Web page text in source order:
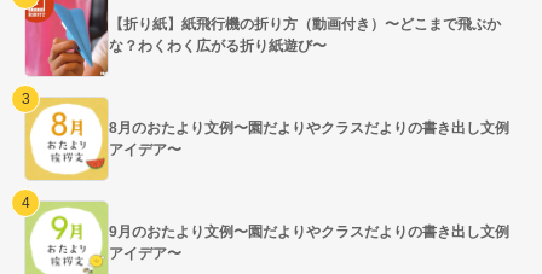
【折り紙】紙飛行機の折り方（動画付き）〜どこまで飛ぶか
な？わくわく広がる折り紙遊び〜
8月のおたより文例〜園だよりやクラスだよりの書き出し文例
アイデア〜
9月のおたより文例〜園だよりやクラスだよりの書き出し文例
アイデア〜